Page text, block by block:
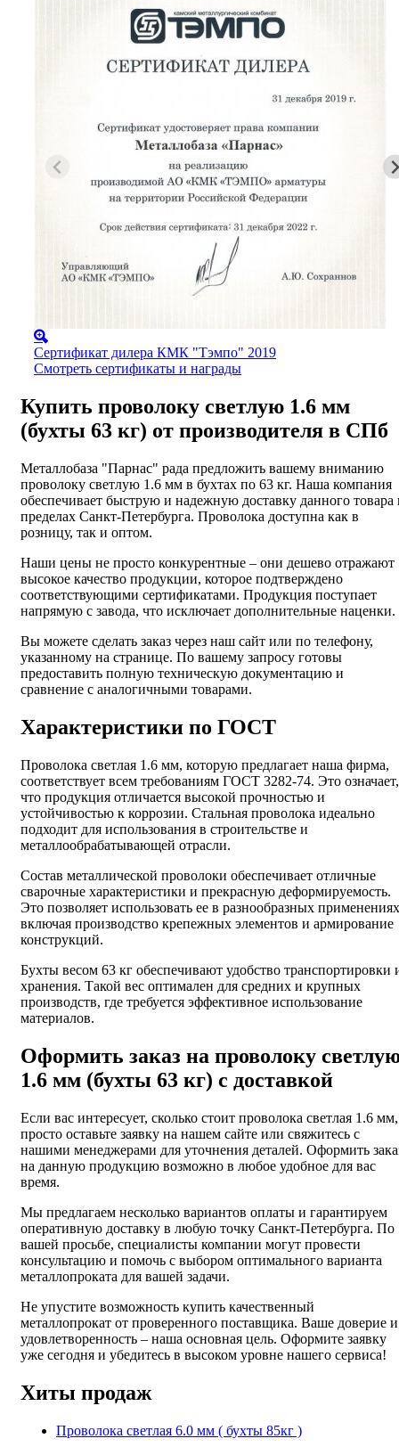
Сертификат дилера КМК "Тэмпо" 2019
Смотреть сертификаты и награды
Купить проволоку светлую 1.6 мм
(бухты 63 кг) от производителя в СПб
Металлобаза "Парнас" рада предложить вашему вниманию
проволоку светлую 1.6 мм в бухтах по 63 кг. Наша компания
обеспечивает быструю и надежную доставку данного товара
пределах Санкт-Петербурга. Проволока доступна как в
розницу, так и оптом.
Наши цены не просто конкурентные – они дешево отражают
высокое качество продукции, которое подтверждено
соответствующими сертификатами. Продукция поступает
напрямую с завода, что исключает дополнительные наценки.
Вы можете сделать заказ через наш сайт или по телефону,
указанному на странице. По вашему запросу готовы
предоставить полную техническую документацию и
сравнение с аналогичными товарами.
Характеристики по ГОСТ
Проволока светлая 1.6 мм, которую предлагает наша фирма,
соответствует всем требованиям ГОСТ 3282-74. Это означает,
что продукция отличается высокой прочностью и
устойчивостью к коррозии. Стальная проволока идеально
подходит для использования в строительстве и
металлообрабатывающей отрасли.
Состав металлической проволоки обеспечивает отличные
сварочные характеристики и прекрасную деформируемость.
Это позволяет использовать ее в разнообразных
включая производство крепежных элементов и армирование
конструкций.
Бухты весом 63 кг обеспечивают удобство транспортировки
хранения. Такой вес оптимален для средних и крупных
производств, где требуется эффективное использование
материалов.
Оформить заказ на проволоку
1.6 мм (бухты 63 кг) с доставкой
Если вас интересует, сколько стоит проволока светлая 1.6 мм,
просто оставьте заявку на нашем сайте или свяжитесь с
нашими менеджерами для уточнения деталей. Оформить
на данную продукцию возможно в любое удобное для вас
время.
Мы предлагаем несколько вариантов оплаты и гарантируем
оперативную доставку в любую точку Санкт-Петербурга. По
вашей просьбе, специалисты компании могут провести
консультацию и помочь с выбором оптимального варианта
металлопроката для вашей задачи.
Не упустите возможность купить качественный
металлопрокат от проверенного поставщика. Ваше доверие и
удовлетворенность – наша основная цель. Оформите заявку
уже сегодня и убедитесь в высоком уровне нашего сервиса!
Хиты продаж
Проволока светлая 6.0 мм ( бухты 85кг )